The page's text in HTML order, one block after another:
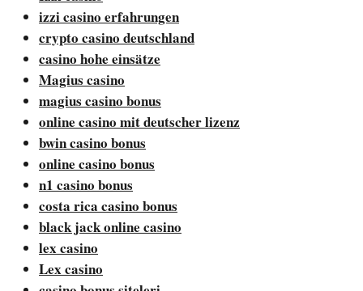
izzi casino erfahrungen
crypto casino deutschland
casino hohe einsätze
Magius casino
magius casino bonus
online casino mit deutscher lizenz
bwin casino bonus
online casino bonus
n1 casino bonus
costa rica casino bonus
black jack online casino
lex casino
Lex casino